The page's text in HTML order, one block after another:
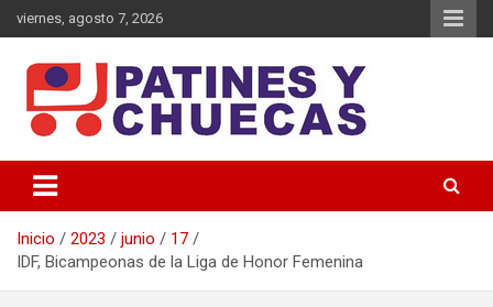
Saltar
al
viernes, agosto 7, 2026
Patines y Chuecas
Inicio 2023 junio
17
IDF, Bicampeonas de la Liga de Honor Femenina